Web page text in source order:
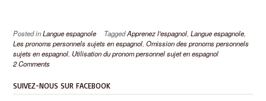
Posted inLangue espagnole TaggedApprenez l'espagnol, Langue espagnole,
Les pronoms personnels sujets en espagnol, Omission des pronoms personnels
sujets en espagnol, Utilisation du pronom personnel sujet en espagnol
2 Comments
SUIVEZ-NOUS SUR FACEBOOK